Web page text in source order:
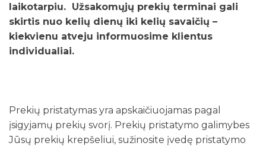
laikotarpiu. Užsakomųjų prekių terminai gali
skirtis nuo kelių dienų iki kelių savaičių –
kiekvienu atveju informuosime klientus
individualiai.
Prekių pristatymas yra apskaičiuojamas pagal
įsigyjamų prekių svorį. Prekių pristatymo galimybes
Jūsų prekių krepšeliui, sužinosite įvedę pristatymo